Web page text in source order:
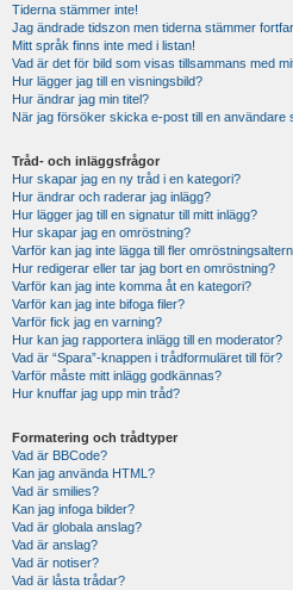
Tiderna stämmer inte!
Jag ändrade tidszon men tiderna stämmer
Mitt språk finns inte med i listan!
Vad är det för bild som visas tillsammans med
Hur lägger jag till en visningsbild?
Hur ändrar jag min titel?
När jag försöker skicka e-post till en användare
Tråd- och inläggsfrågor
Hur skapar jag en ny tråd i en kategori?
Hur ändrar och raderar jag inlägg?
Hur lägger jag till en signatur till mitt inlägg?
Hur skapar jag en omröstning?
Varför kan jag inte lägga till fler
Hur redigerar eller tar jag bort en omröstning?
Varför kan jag inte komma åt en kategori?
Varför kan jag inte bifoga filer?
Varför fick jag en varning?
Hur kan jag rapportera inlägg till en moderator?
Vad är “Spara”-knappen i trådformuläret till för?
Varför måste mitt inlägg godkännas?
Hur knuffar jag upp min tråd?
Formatering och trådtyper
Vad är BBCode?
Kan jag använda HTML?
Vad är smilies?
Kan jag infoga bilder?
Vad är globala anslag?
Vad är anslag?
Vad är notiser?
Vad är låsta trådar?